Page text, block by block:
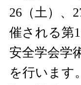
26（土）、
催される第
安全学会学
を行います